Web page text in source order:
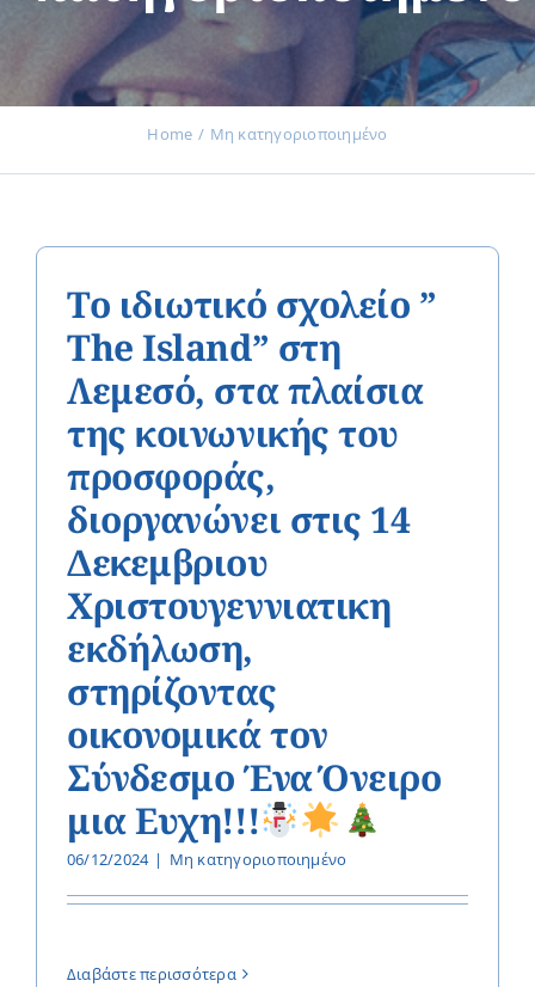
Εκδηλώσεις
Προϊόντα
Επικοινωνία
Εισφορές
Home Μη κατηγοριοποιημένο
Το ιδιωτικό σχολείο ”
The Island” στη
Λεμεσό, στα πλαίσια
της κοινωνικής του
προσφοράς,
διοργανώνει στις 14
Δεκεμβριου
Χριστουγεννιατικη
εκδήλωση,
στηρίζοντας
οικονομικά τον
Σύνδεσμο Ένα Όνειρο
μια Ευχη!!!
06/12/2024 | Μη κατηγοριοποιημένο
Διαβάστε περισσότερα